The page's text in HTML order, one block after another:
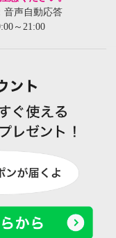
音声自動応答
～21:00